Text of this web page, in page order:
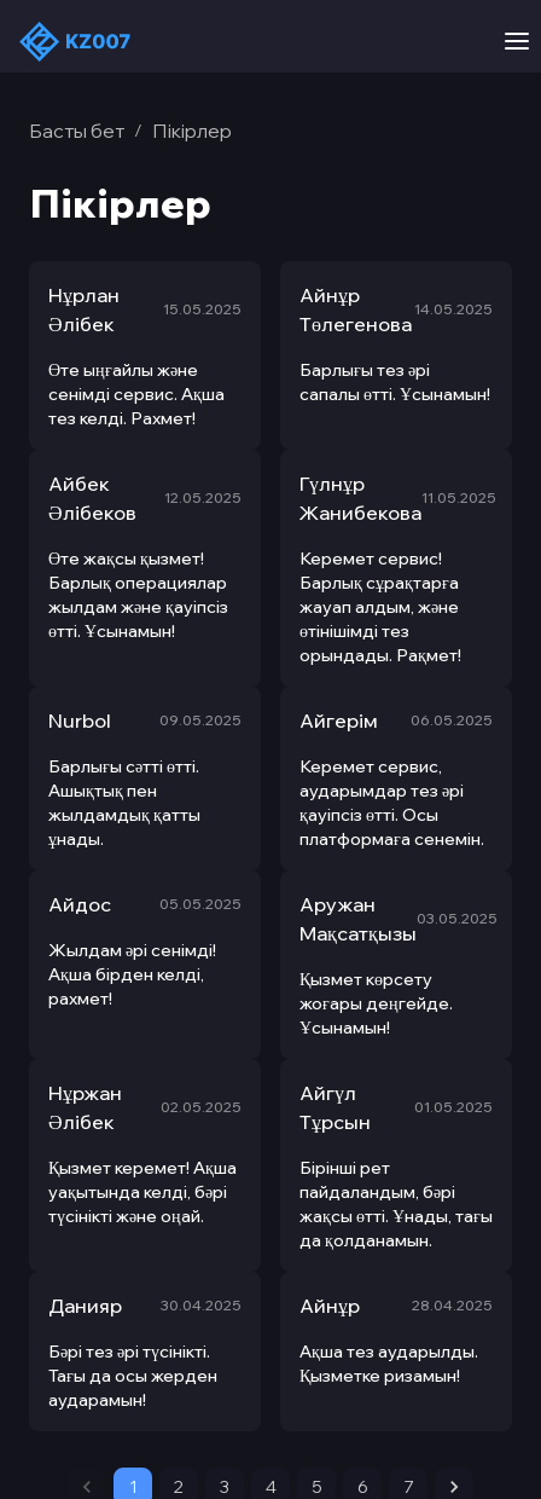
Басты бет / Пікірлер
Пікірлер
Нұрлан
Әлібек
15.05.2025
Өте ыңғайлы және
сенімді сервис. Ақша
тез келді. Рахмет!
Айнұр
Төлегенова
14.05.2025
Барлығы тез әрі
сапалы өтті. Ұсынамын!
Айбек
Әлібеков
12.05.2025
Өте жақсы қызмет!
Барлық операциялар
жылдам және қауіпсіз
өтті. Ұсынамын!
Гүлнұр
Жанибекова
11.05.2025
Керемет сервис!
Барлық сұрақтарға
жауап алдым, және
өтінішімді тез
орындады. Рақмет!
Nurbol 09.05.2025
Барлығы сәтті өтті.
Ашықтық пен
жылдамдық қатты
ұнады.
Айгерім 06.05.2025
Керемет сервис,
аударымдар тез әрі
қауіпсіз өтті. Осы
платформаға сенемін.
Айдос 05.05.2025
Жылдам әрі сенімді!
Ақша бірден келді,
рахмет!
Аружан
Мақсатқызы
03.05.2025
Қызмет көрсету
жоғары деңгейде.
Ұсынамын!
Нұржан
Әлібек
02.05.2025
Қызмет керемет! Ақша
уақытында келді, бәрі
түсінікті және оңай.
Айгүл
Тұрсын
01.05.2025
Бірінші рет
пайдаландым, бәрі
жақсы өтті. Ұнады, тағы
да қолданамын.
Данияр 30.04.2025
Бәрі тез әрі түсінікті.
Тағы да осы жерден
аударамын!
Айнұр 28.04.2025
Ақша тез аударылды.
Қызметке ризамын!
1 2 3 4 5 6 7